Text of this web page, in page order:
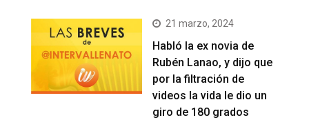
21 marzo, 2024
Habló la ex novia de
Rubén Lanao, y dijo que
por la filtración de
videos la vida le dio un
giro de 180 grados